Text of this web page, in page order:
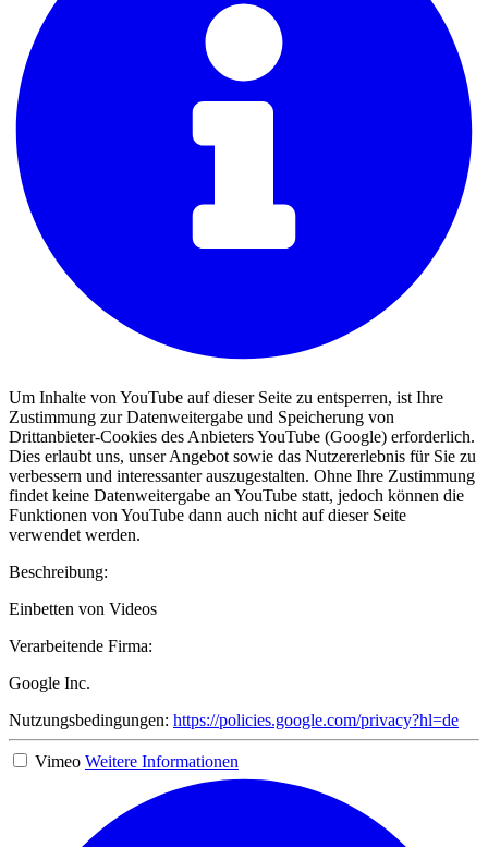
Um Inhalte von YouTube auf dieser Seite zu entsperren, ist Ihre
Zustimmung zur Datenweitergabe und Speicherung von
Drittanbieter-Cookies des Anbieters YouTube (Google) erforderlich.
Dies erlaubt uns, unser Angebot sowie das Nutzererlebnis für Sie zu
verbessern und interessanter auszugestalten. Ohne Ihre Zustimmung
findet keine Datenweitergabe an YouTube statt, jedoch können die
Funktionen von YouTube dann auch nicht auf dieser Seite
verwendet werden.
Beschreibung:
Einbetten von Videos
Verarbeitende Firma:
Google Inc.
Nutzungsbedingungen: https://policies.google.com/privacy?hl=de
Vimeo Weitere Informationen